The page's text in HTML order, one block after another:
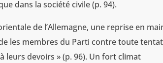
dans la société civile (p. 94).
de l’Allemagne, une reprise en
les membres du Parti contre toute
leurs devoirs » (p. 96). Un fort climat